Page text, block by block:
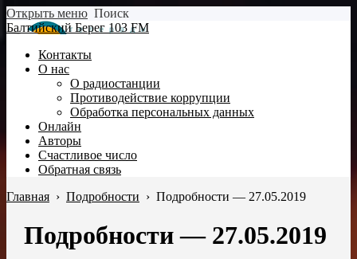
Открыть меню Поиск
Балтийский Берег 103 FM
Контакты
О нас
О радиостанции
Противодействие коррупции
Обработка персональных данных
Онлайн
Авторы
Счастливое число
Обратная связь
Главная › Подробности › Подробности — 27.05.2019
Подробности — 27.05.2019